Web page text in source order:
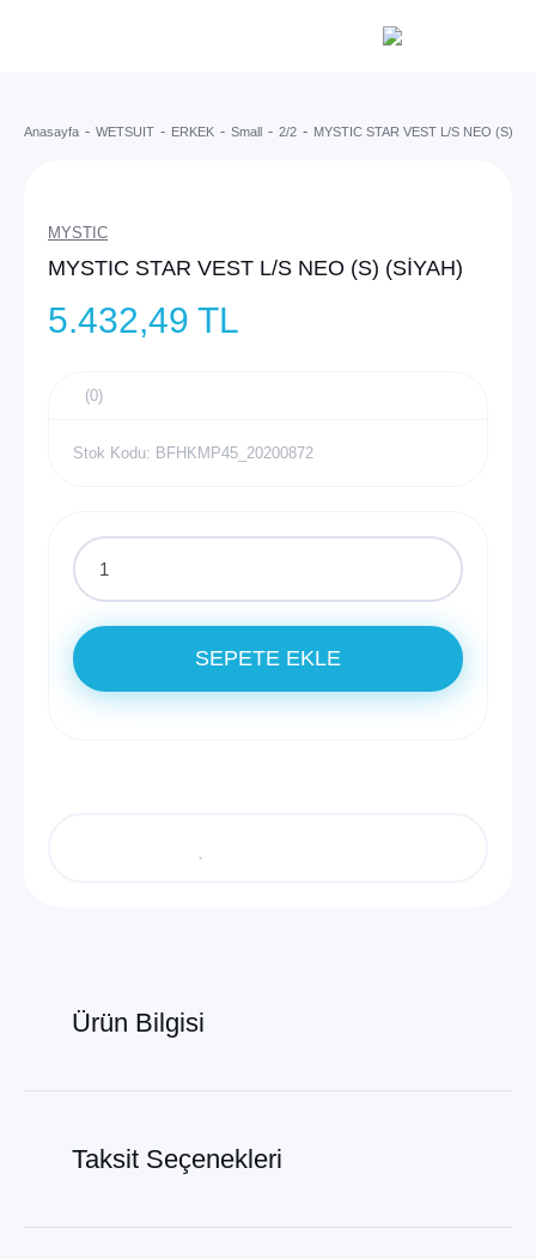
Anasayfa WETSUIT ERKEK Small 2/2 MYSTIC STAR VEST L/S NEO (S)
MYSTIC
MYSTIC STAR VEST L/S NEO (S) (SİYAH)
5.432,49 TL
(0)
Stok Kodu: BFHKMP45_20200872
SEPETE EKLE
Ürün Bilgisi
Taksit Seçenekleri